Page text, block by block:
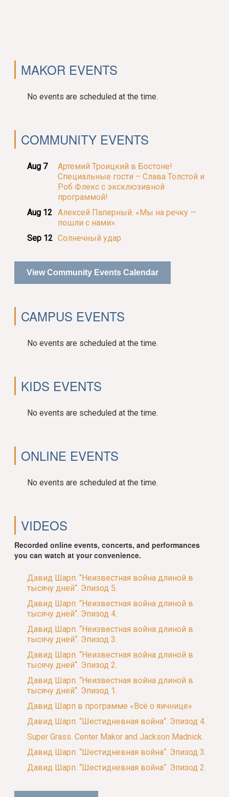
MAKOR EVENTS
No events are scheduled at the time.
COMMUNITY EVENTS
Aug 7
Артемий Троицкий в Бостоне!
Специальные гости – Слава Толстой и
Роб Флекс с эксклюзивной
программой!
Aug 12 Алексей Паперный. «Мы на речку —
пошли с нами».
Sep 12 Солнечный удар
View Community Events Calendar
CAMPUS EVENTS
No events are scheduled at the time.
KIDS EVENTS
No events are scheduled at the time.
ONLINE EVENTS
No events are scheduled at the time.
VIDEOS
Recorded online events, concerts, and performances
you can watch at your convenience.
Давид Шарп. “Неизвестная война длиной в
тысячу дней“. Эпизод 5.
Давид Шарп. “Неизвестная война длиной в
тысячу дней“. Эпизод 4.
Давид Шарп. “Неизвестная война длиной в
тысячу дней“. Эпизод 3.
Давид Шарп. “Неизвестная война длиной в
тысячу дней“. Эпизод 2.
Давид Шарп. “Неизвестная война длиной в
тысячу дней“. Эпизод 1.
Давид Шарп в программе «Всё о яичнице»
Давид Шарп. “Шестидневная война“. Эпизод 4.
Super Grass. Center Makor and Jackson Madnick.
Давид Шарп. “Шестидневная война“. Эпизод 3.
Давид Шарп. “Шестидневная война“. Эпизод 2.